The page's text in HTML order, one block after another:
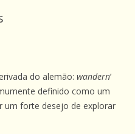
do alemão: wandern’
definido como um
um forte desejo de explorar